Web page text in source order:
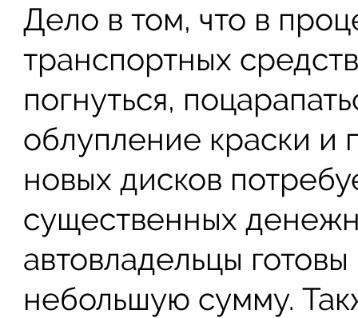
Дело в том, что в
транспортных
погнуться,
облупление краски и
новых дисков
существенных
автовладельцы
небольшую сумму.